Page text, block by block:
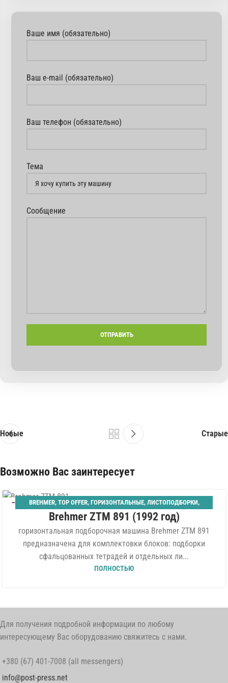
Ваше имя (обязательно)
Ваш e-mail (обязательно)
Ваш телефон (обязательно)
Тема
Сообщение
Новые Старые
Возможно Вас заинтересует
01 BREHMER, TOP OFFER, ГОРИЗОНТАЛЬНЫЕ, ЛИСТОПОДБОРКИ,
ПЕРЕПЛЁТНОЕ ОБОРУДОВАНИЕ, ПОДБОРКА ТЕТРАДЕЙ
Brehmer ZTM 891 (1992 год)
горизонтальная подборочная машина Brehmer ZTM 891
предназначена для комплектовки блоков: подборки
сфальцованных тетрадей и отдельных ли...
ПОЛНОСТЬЮ
Для получения подробной информации по любому
интересующему Вас оборудованию свяжитесь с нами.
+380 (67) 401-7008 (all messengers)
info@post-press.net